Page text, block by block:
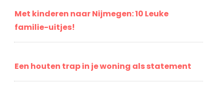
Met kinderen naar Nijmegen: 10 Leuke
familie-uitjes!
Een houten trap in je woning als statement